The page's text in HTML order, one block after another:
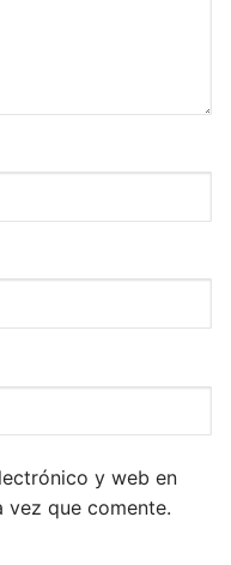
y web en
vez que comente.